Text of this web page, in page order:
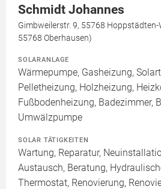
Schmidt Johannes
Gimbweilerstr. 9, 55768
55768 Oberhausen)
SOLARANLAGE
Wärmepumpe, Gasheizung,
Pelletheizung, Holzheizung,
Fußbodenheizung, Badezimmer,
Umwälzpumpe
SOLAR TÄTIGKEITEN
Wartung, Reparatur,
Austausch, Beratung,
Thermostat, Renovierung,